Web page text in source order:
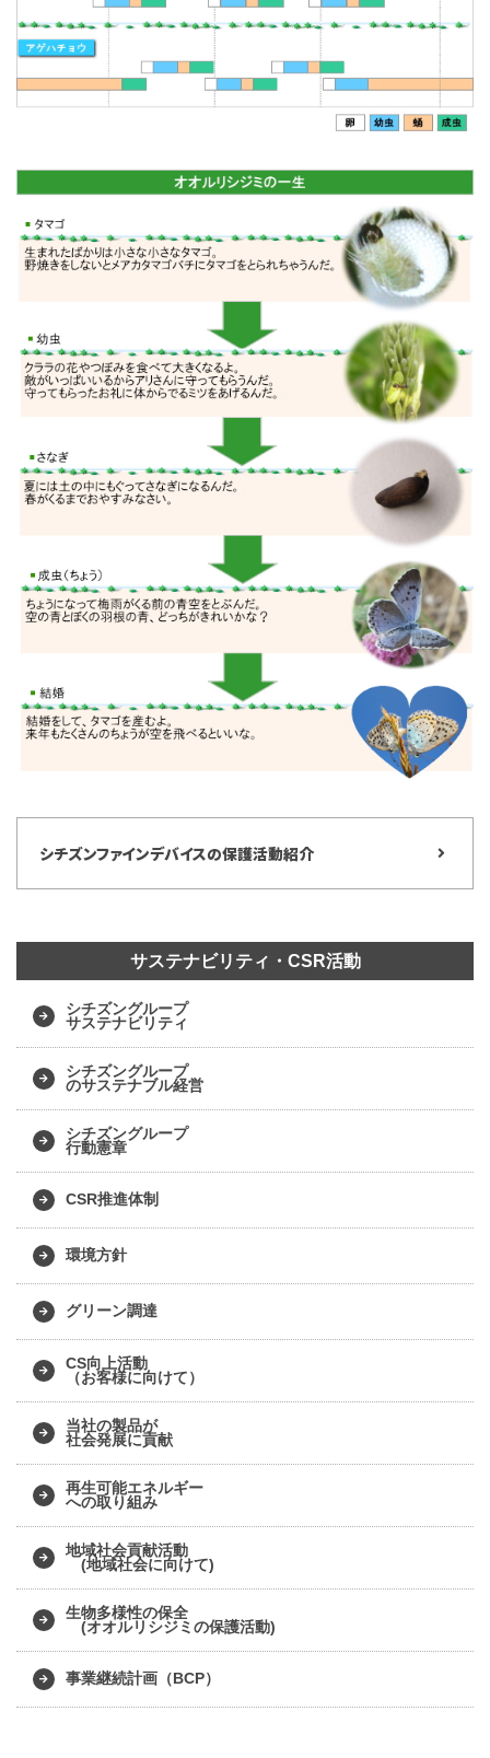
シチズンファインデバイスの保護活動紹介
サステナビリティ・CSR活動
シチズングループ
サステナビリティ
シチズングループ
のサステナブル経営
シチズングループ
行動憲章
CSR推進体制
環境方針
グリーン調達
CS向上活動
（お客様に向けて）
当社の製品が
社会発展に貢献
再生可能エネルギー
への取り組み
地域社会貢献活動
(地域社会に向けて)
生物多様性の保全
(オオルリシジミの保護活動)
事業継続計画（BCP）